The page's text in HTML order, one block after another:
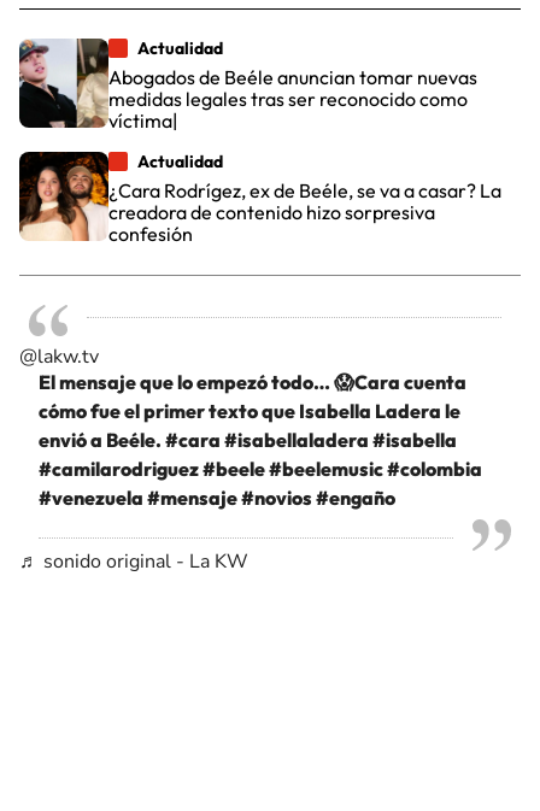
Actualidad
Abogados de Beéle anuncian tomar nuevas
medidas legales tras ser reconocido como
víctima|
Actualidad
¿Cara Rodrígez, ex de Beéle, se va a casar? La
creadora de contenido hizo sorpresiva
confesión
@lakw.tv
El mensaje que lo empezó todo… 😱Cara cuenta
cómo fue el primer texto que Isabella Ladera le
envió a Beéle. #cara #isabellaladera #isabella
#camilarodriguez#beele#beelemusic#colombia
#venezuela #mensaje#novios#engaño
♬ sonido original - La KW